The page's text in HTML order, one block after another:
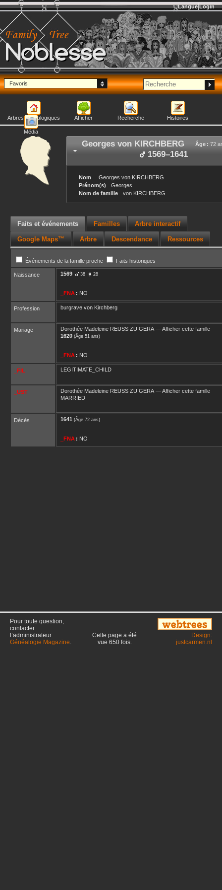
Noblesse
Langue Login
Favoris
Arbres généalogiques Afficher Recherche Histoires
Média
Georges von KIRCHBERG Âge : 72
1569–1641
Nom Georges von KIRCHBERG
Prénom(s)
Georges
Nom de famille
von KIRCHBERG
Faits et événements Familles Arbre interactif
Google Maps™ Arbre Descendance Ressources
Événements de la famille proche Faits historiques
Naissance 1569 38 28
_FNA : NO
Profession burgrave von Kirchberg
Mariage Dorothée Madeleine REUSS ZU GERA —Afficher cette famille
1620 (Âge 51 ans)
_FNA : NO
_FIL LEGITIMATE_CHILD
_UST Dorothée Madeleine REUSS ZU GERA —Afficher cette famille
MARRIED
Décès 1641 (Âge 72 ans)
_FNA : NO
Pour toute question,
contacter
l’administrateur
Généalogie Magazine.
Cette page a été
vue 650fois.
Design:
justcarmen.nl